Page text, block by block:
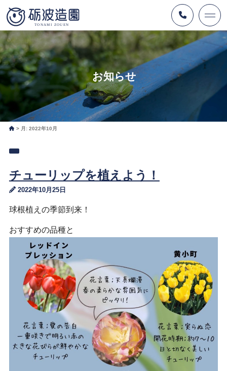
お知らせ
月: 2022年10月
チューリップを植えよう！
2022年10月25日
球根植えの季節到来！
おすすめの品種と